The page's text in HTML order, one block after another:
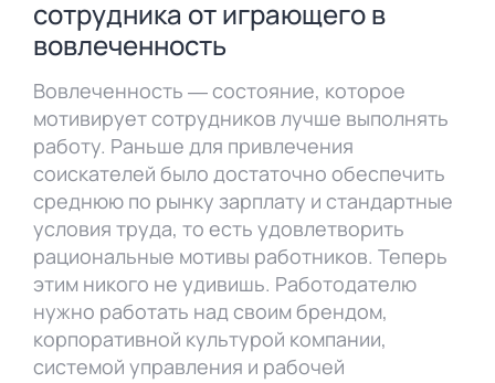
сотрудника от играющего в
вовлеченность
Вовлеченность — состояние, которое
мотивирует сотрудников лучше выполнять
работу. Раньше для привлечения
соискателей было достаточно обеспечить
среднюю по рынку зарплату и стандартные
условия труда, то есть удовлетворить
рациональные мотивы работников. Теперь
этим никого не удивишь. Работодателю
нужно работать над своим брендом,
корпоративной культурой компании,
системой управления и рабочей